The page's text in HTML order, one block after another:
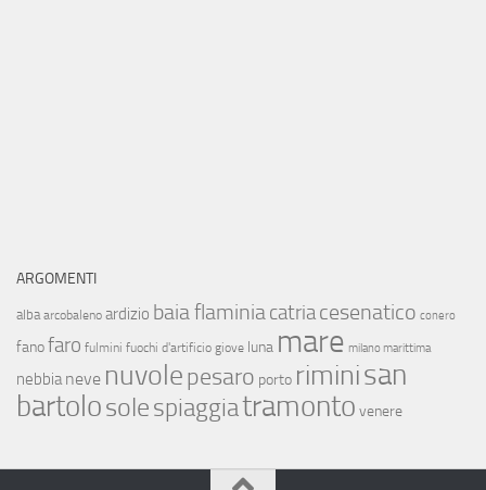
ARGOMENTI
alba arcobaleno ardizio baia flaminiacatriacesenatico conero
fanofaro fulmini fuochi d'artificio giove luna mare milano marittima
nebbia neve nuvolepesaro porto riminisan
bartolosolespiaggiatramonto venere